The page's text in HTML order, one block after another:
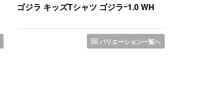
ゴジラ キッズTシャツ ゴジラｰ1.0 WH
バリエーション一覧へ